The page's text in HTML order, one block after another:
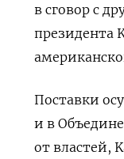
в сговор с
президента
Поставки
и в
от властей,